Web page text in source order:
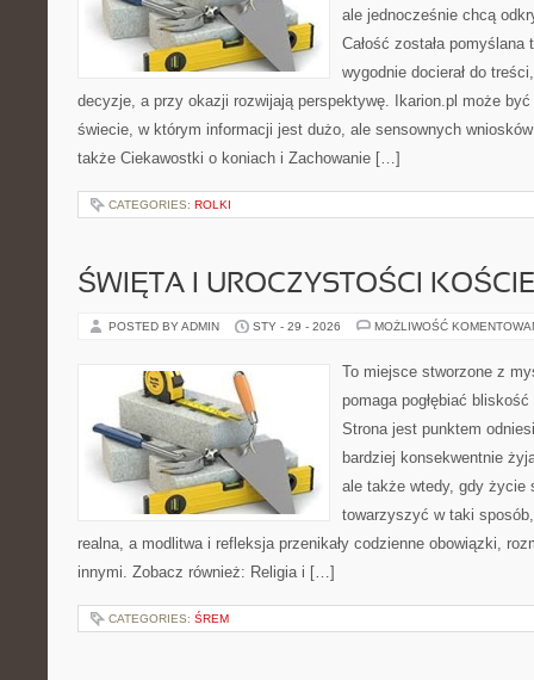
ale jednocześnie chcą
Całość została
wygodnie docierał do
decyzje, a przy okazji rozwijają perspektywę. Ikarion.pl może
świecie, w którym informacji jest dużo, ale sensownych
także Ciekawostki o koniach i Zachowanie […]
CATEGORIES: ROLKI
ŚWIĘTA I UROCZYSTOŚCI
POSTED BY ADMIN STY - 29 - 2026 MOŻLIWOŚĆ
To miejsce stworzone z
pomaga pogłębiać
Strona jest punktem
bardziej konsekwentnie
ale także wtedy, gdy życie
towarzyszyć w taki
realna, a modlitwa i refleksja przenikały codzienne obowiązki,
innymi. Zobacz również: Religia i […]
CATEGORIES: ŚREM